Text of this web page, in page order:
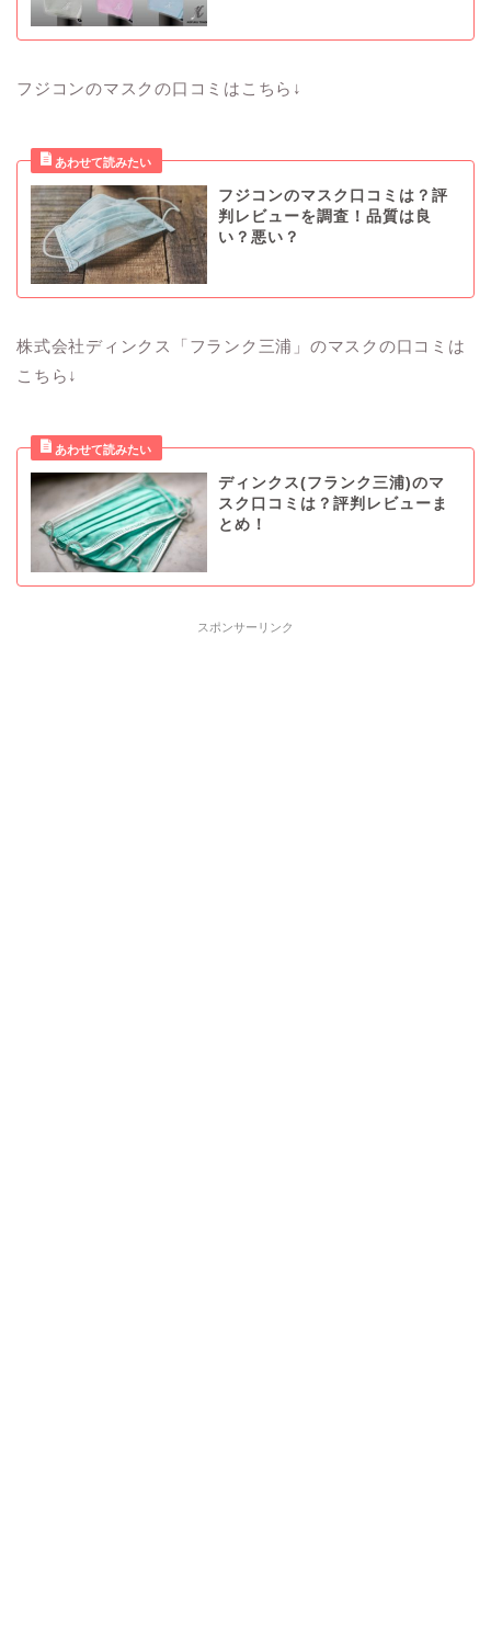
フジコンのマスクの口コミはこちら↓
フジコンのマスク口コミは？評
判レビューを調査！品質は良
い？悪い？
株式会社ディンクス「フランク三浦」のマスクの口コミは
こちら↓
ディンクス(フランク三浦)のマ
スク口コミは？評判レビューま
とめ！
スポンサーリンク